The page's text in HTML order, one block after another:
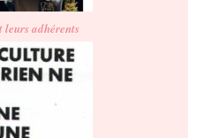
adhérents